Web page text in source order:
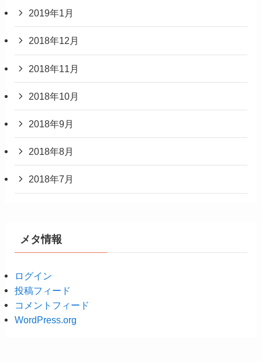
2019年1月
2018年12月
2018年11月
2018年10月
2018年9月
2018年8月
2018年7月
メタ情報
ログイン
投稿フィード
コメントフィード
WordPress.org